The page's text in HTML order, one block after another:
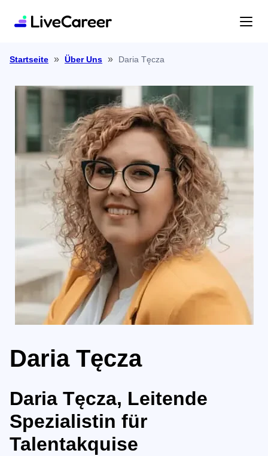
Startseite » Über Uns » Daria Tęcza
Daria Tęcza
Daria Tęcza, Leitende
Spezialistin für
Talentakquise